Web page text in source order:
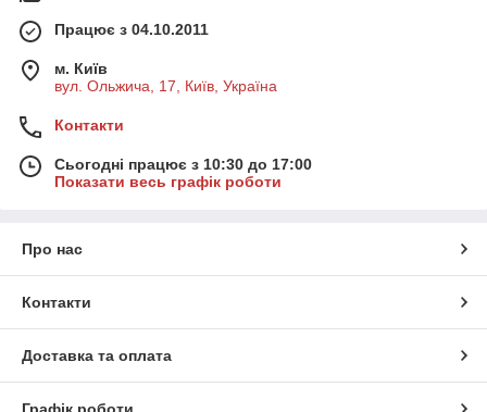
Працює з 04.10.2011
м. Київ
вул. Ольжича, 17, Київ, Україна
Контакти
Сьогодні працює з 10:30 до 17:00
Показати весь графік роботи
Про нас
Контакти
Доставка та оплата
Графік роботи